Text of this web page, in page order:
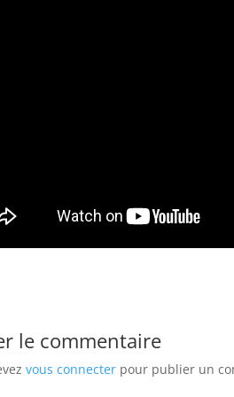
le commentaire
vous connecter pour publier un